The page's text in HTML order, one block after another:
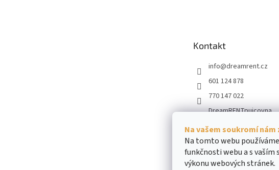
Na vašem soukromí nám
Na tomto webu
funkčnosti webu a s vaším
výkonu webových stránek.
Kontakt
info@dreamrent.cz
601 124 878
770 147 022
DreamRENTpujcovna
obiliare